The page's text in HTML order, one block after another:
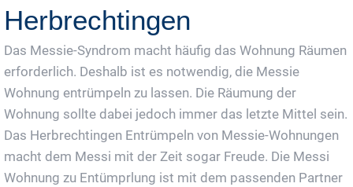
Herbrechtingen
Das Messie-Syndrom macht häufig das Wohnung Räumen
erforderlich. Deshalb ist es notwendig, die Messie
Wohnung entrümpeln zu lassen. Die Räumung der
Wohnung sollte dabei jedoch immer das letzte Mittel sein.
Das Herbrechtingen Entrümpeln von Messie-Wohnungen
macht dem Messi mit der Zeit sogar Freude. Die Messi
Wohnung zu Entümprlung ist mit dem passenden Partner